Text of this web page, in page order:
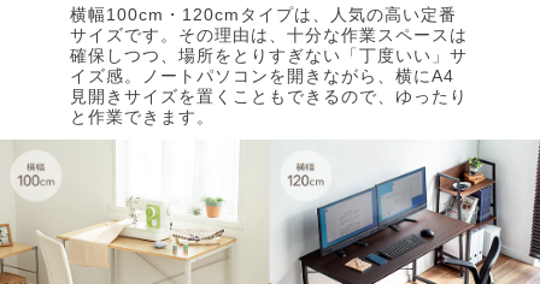
横幅100cm・120cmタイプは、人気の高い定番
サイズです。その理由は、十分な作業スペースは
確保しつつ、場所をとりすぎない「丁度いい」サ
イズ感。ノートパソコンを開きながら、横にA4
見開きサイズを置くこともできるので、ゆったり
と作業できます。